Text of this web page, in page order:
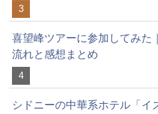
3
喜望峰ツアーに参加してみた
流れと感想まとめ
4
シドニーの中華系ホテル「イ